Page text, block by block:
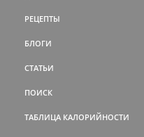
РЕЦЕПТЫ
БЛОГИ
СТАТЬИ
ПОИСК
ТАБЛИЦА КАЛОРИЙНОСТИ